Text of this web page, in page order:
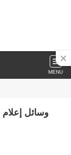
MENU